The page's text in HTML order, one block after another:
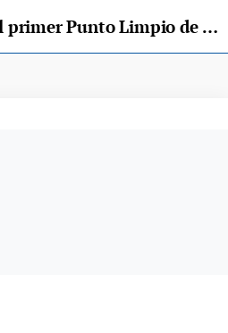
Quintueles estrena el primer Punto Limpio de Proximidad en zona rural de Villaviciosa